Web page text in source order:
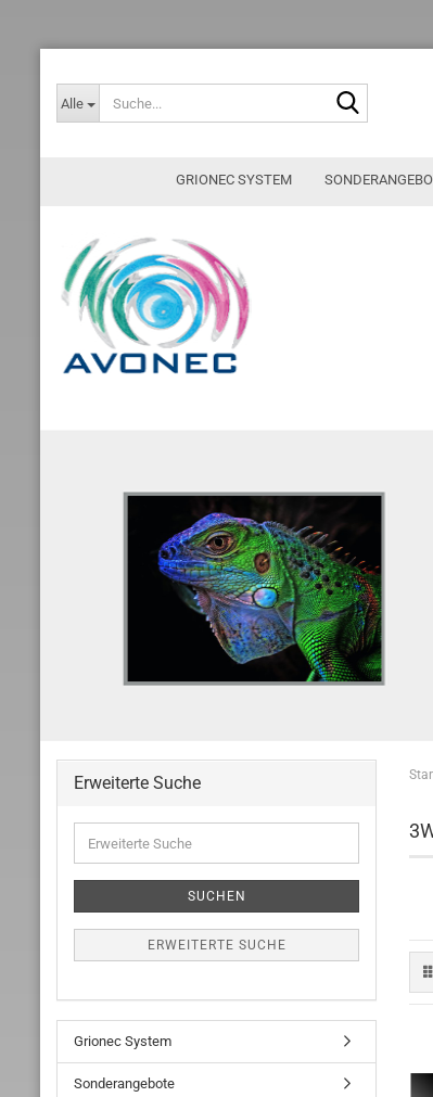
Alle
GRIONEC SYSTEM
Erweiterte Suche
Suche
SUCHEN
ERWEITERTE SUCHE
Grionec System
Sonderangebote